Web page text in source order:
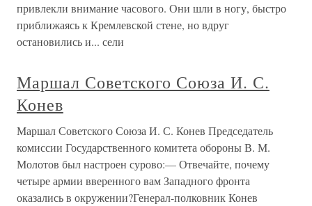
привлекли внимание часового. Они шли в ногу, быстро
приближаясь к Кремлевской стене, но вдруг
остановились и... сели
Маршал Советского Союза И. С.
Конев
Маршал Советского Союза И. С. Конев Председатель
комиссии Государственного комитета обороны В. М.
Молотов был настроен сурово:— Отвечайте, почему
четыре армии вверенного вам Западного фронта
оказались в окружении?Генерал-полковник Конев